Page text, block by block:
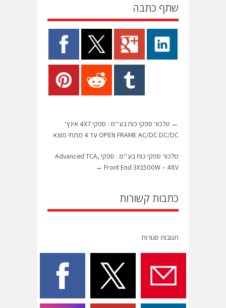
שתף כתבה
←
טלכור ספקי כוח בע‘‘מ : ספקי 4X7 אינץ‘
OPEN FRAME AC/DC DC/DC עד 4 מתחי מוצא
טלכור ספקי כוח בע‘‘מ : ספקי Advanced TCA,
Front End 3X1500W – 48V
→
כתבות קשורות
תגובות סגורות